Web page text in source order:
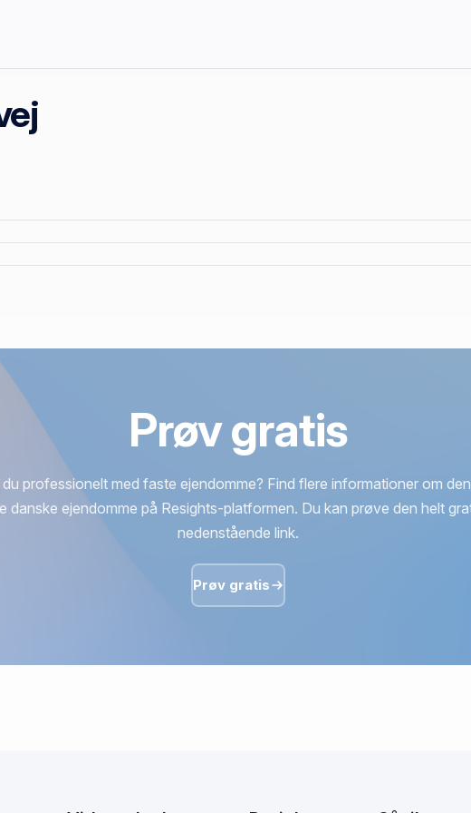
Prøv gratis
professionelt med faste ejendomme? Find flere informationer om
danske ejendomme på Resights-platformen. Du kan prøve den helt
nedenstående link.
Prøv gratis